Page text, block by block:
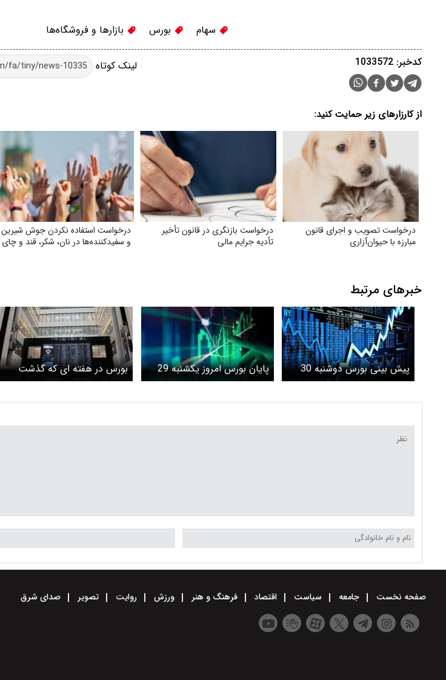
سهام بورس بازارها و فروشگاه‌ها
لینک کوتاه کدخبر: 1033572
از کارزارهای زیر حمایت کنید:
درخواست تصویب و اجرای قانون
مبارزه با حیوان‌آزاری
درخواست بازنگری در قانون تأخیر
تأدیه جرایم مالی
درخواست استفاده نکردن جوش شیرین
و سفیدکننده‌ها در نان، شکر، قند و چای
خبرهای مرتبط
پیش بینی بورس دوشنبه 30
تیر 1404 / رنگ تعادل در بازار
پایان بورس امروز یکشنبه 29
تیرماه/بورس صعودی ماند
بورس در هفته ای که گذشت
صفحه نخست جامعه سیاست اقتصاد فرهنگ و هنر ورزش روایت تصویر صدای شرق